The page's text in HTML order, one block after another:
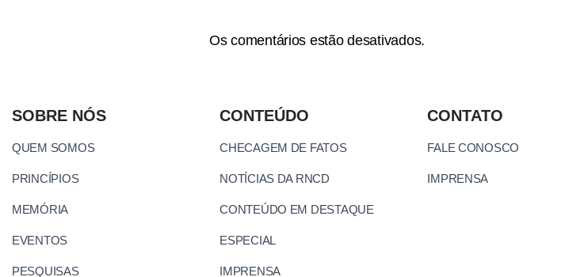
Os comentários estão desativados.
SOBRE NÓS
QUEM SOMOS
PRINCÍPIOS
MEMÓRIA
EVENTOS
PESQUISAS
CONTEÚDO
CHECAGEM DE FATOS
NOTÍCIAS DA RNCD
CONTEÚDO EM DESTAQUE
ESPECIAL
IMPRENSA
CONTATO
FALE CONOSCO
IMPRENSA